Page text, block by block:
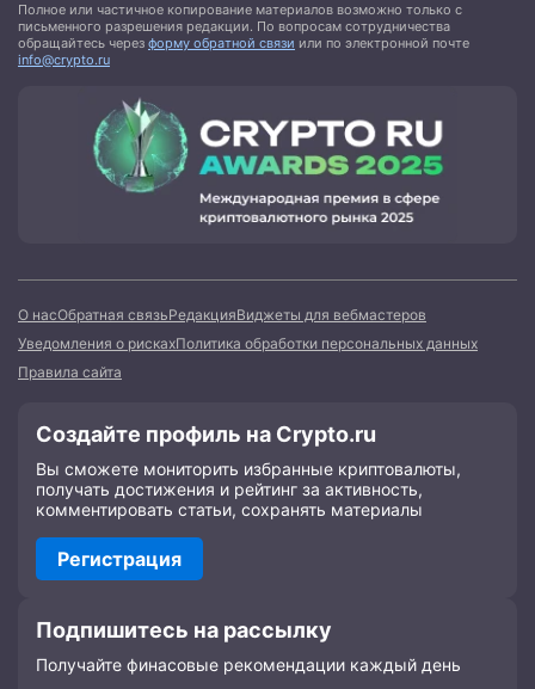
Полное или частичное копирование материалов возможно только с
письменного разрешения редакции. По вопросам сотрудничества
обращайтесь через форму обратной связи или по электронной почте
info@crypto.ru
О насОбратная связьРедакцияВиджеты для вебмастеров
Уведомления о рискахПолитика обработки персональных данных
Правила сайта
Создайте профиль на Crypto.ru
Вы сможете мониторить избранные криптовалюты,
получать достижения и рейтинг за активность,
комментировать статьи, сохранять материалы
Регистрация
Подпишитесь на рассылку
Получайте финасовые рекомендации каждый день